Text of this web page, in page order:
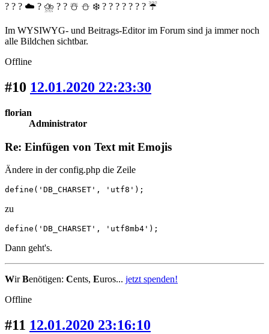
? ? ? ☁️ ? ⛈ ? ? ☃️ ⛄️ ❄️ ? ? ? ? ? ? ? ☔️
Im WYSIWYG- und Beitrags-Editor im Forum sind ja immer noch
alle Bildchen sichtbar.
Offline
#10 12.01.2020 22:23:30
florian
Administrator
Re: Einfügen von Text mit Emojis
Ändere in der config.php die Zeile
define('DB_CHARSET', 'utf8');
zu
define('DB_CHARSET', 'utf8mb4');
Dann geht's.
WirBenötigen: Cents, Euros... jetzt spenden!
Offline
#11 12.01.2020 23:16:10